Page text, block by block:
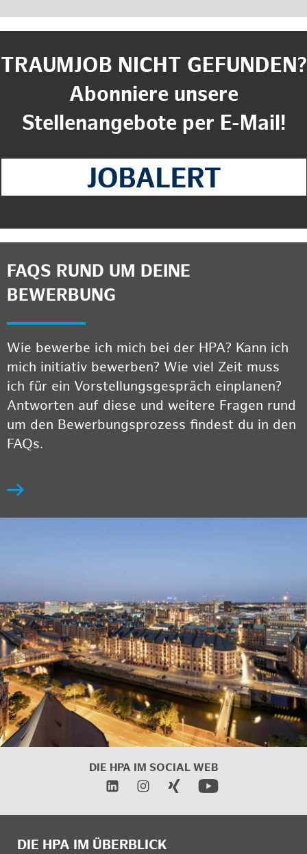
TRAUMJOB NICHT GEFUNDEN?
Abonniere unsere
Stellenangebote per E-Mail!
FAQS RUND UM DEINE
BEWERBUNG
Wie bewerbe ich mich bei der HPA? Kann ich
mich initiativ bewerben? Wie viel Zeit muss
ich für ein Vorstellungsgespräch einplanen?
Antworten auf diese und weitere Fragen rund
um den Bewerbungsprozess findest du in den
FAQs.
DIE HPA IM SOCIAL WEB
DIE HPA IM ÜBERBLICK